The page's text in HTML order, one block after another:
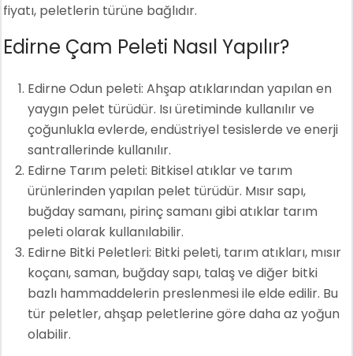
fiyatı, peletlerin türüne bağlıdır.
Edirne Çam Peleti Nasıl Yapılır?
Edirne Odun peleti: Ahşap atıklarından yapılan en
yaygın pelet türüdür. Isı üretiminde kullanılır ve
çoğunlukla evlerde, endüstriyel tesislerde ve enerji
santrallerinde kullanılır.
Edirne Tarım peleti: Bitkisel atıklar ve tarım
ürünlerinden yapılan pelet türüdür. Mısır sapı,
buğday samanı, pirinç samanı gibi atıklar tarım
peleti olarak kullanılabilir.
Edirne Bitki Peletleri: Bitki peleti, tarım atıkları, mısır
koçanı, saman, buğday sapı, talaş ve diğer bitki
bazlı hammaddelerin preslenmesi ile elde edilir. Bu
tür peletler, ahşap peletlerine göre daha az yoğun
olabilir.